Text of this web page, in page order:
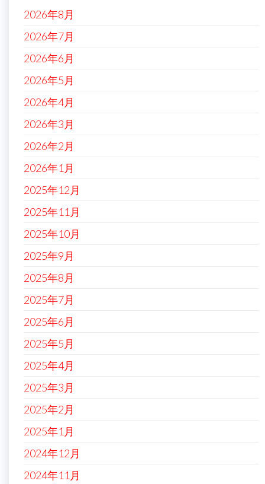
2026年8月
2026年7月
2026年6月
2026年5月
2026年4月
2026年3月
2026年2月
2026年1月
2025年12月
2025年11月
2025年10月
2025年9月
2025年8月
2025年7月
2025年6月
2025年5月
2025年4月
2025年3月
2025年2月
2025年1月
2024年12月
2024年11月